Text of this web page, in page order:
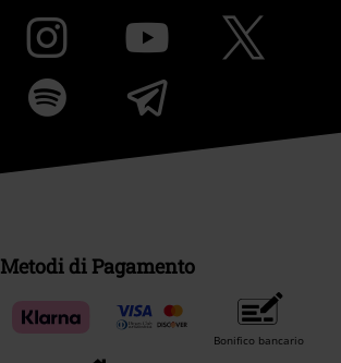
Metodi di Pagamento
Bonifico bancario